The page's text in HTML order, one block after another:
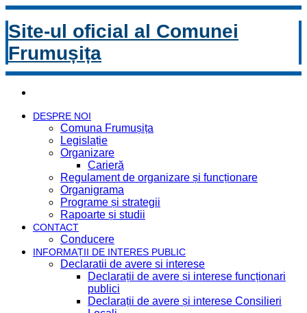
Site-ul oficial al Comunei
Frumușița
DESPRE NOI
Comuna Frumușița
Legislație
Organizare
Carieră
Regulament de organizare și funcționare
Organigrama
Programe și strategii
Rapoarte și studii
CONTACT
Conducere
INFORMAȚII DE INTERES PUBLIC
Declaratii de avere si interese
Declarații de avere și interese funcționari
publici
Declarații de avere și interese Consilieri